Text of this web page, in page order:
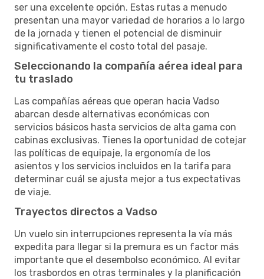
ser una excelente opción. Estas rutas a menudo
presentan una mayor variedad de horarios a lo largo
de la jornada y tienen el potencial de disminuir
significativamente el costo total del pasaje.
Seleccionando la compañía aérea ideal para
tu traslado
Las compañías aéreas que operan hacia Vadso
abarcan desde alternativas económicas con
servicios básicos hasta servicios de alta gama con
cabinas exclusivas. Tienes la oportunidad de cotejar
las políticas de equipaje, la ergonomía de los
asientos y los servicios incluidos en la tarifa para
determinar cuál se ajusta mejor a tus expectativas
de viaje.
Trayectos directos a Vadso
Un vuelo sin interrupciones representa la vía más
expedita para llegar si la premura es un factor más
importante que el desembolso económico. Al evitar
los trasbordos en otras terminales y la planificación